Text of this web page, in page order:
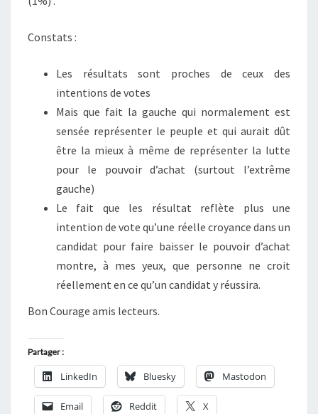
Constats :
Les résultats sont proches de ceux des
intentions de votes
Mais que fait la gauche qui normalement est
sensée représenter le peuple et qui aurait dût
être la mieux à même de représenter la lutte
pour le pouvoir d’achat (surtout l’extrême
gauche)
Le fait que les résultat reflète plus une
intention de vote qu’une réelle croyance dans un
candidat pour faire baisser le pouvoir d’achat
montre, à mes yeux, que personne ne croit
réellement en ce qu’un candidat y réussira.
Bon Courage amis lecteurs.
Partager :
LinkedIn Bluesky Mastodon
Email Reddit X